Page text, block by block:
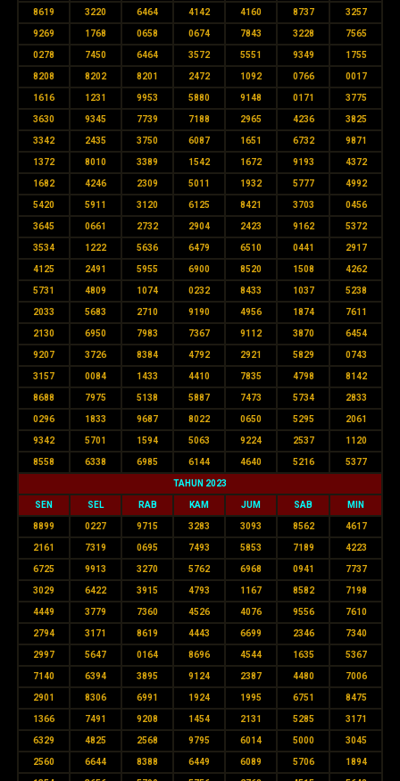
8619 3220 6464 4142 4160 8737 3257
9269 1768 0658 0674 7843 3228 7565
0278 7450 6464 3572 5551 9349 1755
8208 8202 8201 2472 1092 0766 0017
1616 1231 9953 5880 9148 0171 3775
3630 9345 7739 7188 2965 4236 3825
3342 2435 3750 6087 1651 6732 9871
1372 8010 3389 1542 1672 9193 4372
1682 4246 2309 5011 1932 5777 4992
5420 5911 3120 6125 8421 3703 0456
3645 0661 2732 2904 2423 9162 5372
3534 1222 5636 6479 6510 0441 2917
4125 2491 5955 6900 8520 1508 4262
5731 4809 1074 0232 8433 1037 5238
2033 5683 2710 9190 4956 1874 7611
2130 6950 7983 7367 9112 3870 6454
9207 3726 8384 4792 2921 5829 0743
3157 0084 1433 4410 7835 4798 8142
8688 7975 5138 5887 7473 5734 2833
0296 1833 9687 8022 0650 5295 2061
9342 5701 1594 5063 9224 2537 1120
8558 6338 6985 6144 4640 5216 5377
TAHUN 2023
SEN SEL RAB KAM JUM SAB MIN
8899 0227 9715 3283 3093 8562 4617
2161 7319 0695 7493 5853 7189 4223
6725 9913 3270 5762 6968 0941 7737
3029 6422 3915 4793 1167 8582 7198
4449 3779 7360 4526 4076 9556 7610
2794 3171 8619 4443 6699 2346 7340
2997 5647 0164 8696 4544 1635 5367
7140 6394 3895 9124 2387 4480 7006
2901 8306 6991 1924 1995 6751 8475
1366 7491 9208 1454 2131 5285 3171
6329 4825 2568 9795 6014 5000 3045
2560 6644 8388 6449 6089 5706 1894